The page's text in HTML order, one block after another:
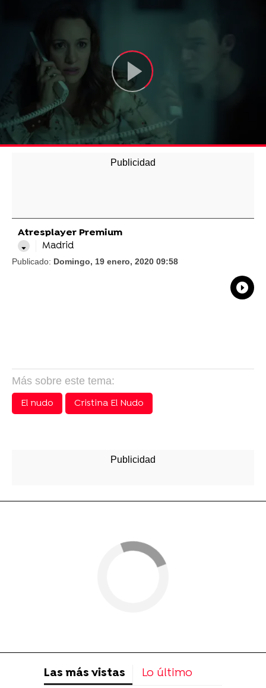
Atresplayer Premium
Madrid
Publicado: Domingo, 19 enero, 2020 09:58
Más sobre este tema:
El nudo
Cristina El Nudo
Las más vistas Lo último